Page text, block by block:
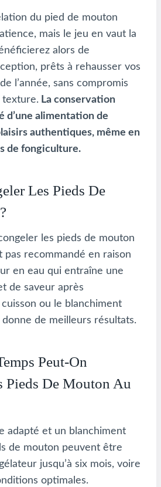
du pied de mouton
mais le jeu en vaut la
alors de
prêts à rehausser vos
l’année, sans compromis
texture. La conservation
d’une alimentation de
authentiques, même en
de fongiculture.
Les Pieds De
les pieds de mouton
pas recommandé en raison
en eau qui entraîne une
de saveur après
ou le blanchiment
de meilleurs résultats.
Peut-On
Pieds De Mouton Au
adapté et un blanchiment
de mouton peuvent être
jusqu’à six mois, voire
optimales.